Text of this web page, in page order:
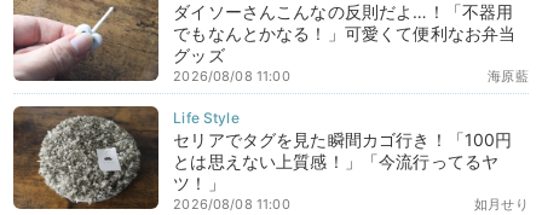
ダイソーさんこんなの反則だよ…！「不器用
でもなんとかなる！」可愛くて便利なお弁当
グッズ
海原藍
2026/08/08 11:00
セリアでタグを見た瞬間カゴ行き！「100円
とは思えない上質感！」「今流行ってるヤ
ツ！」
如月せり
2026/08/08 11:00